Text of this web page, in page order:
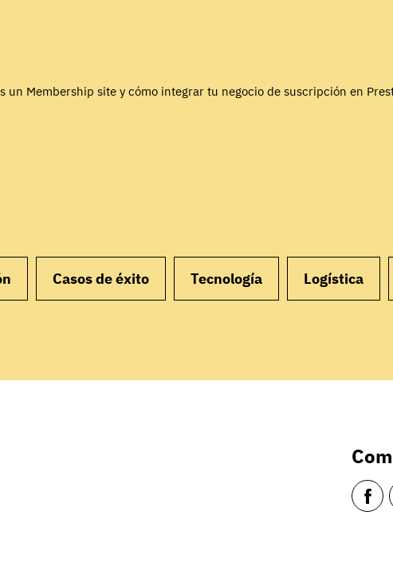
un Membership site y cómo integrar tu negocio de suscripción en
Casos de éxito Tecnología Logística